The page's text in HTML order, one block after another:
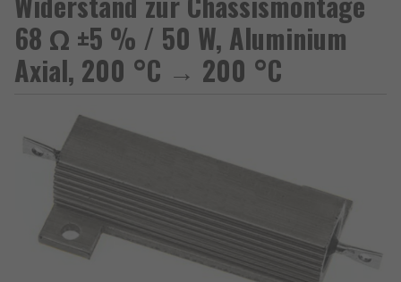
68 Ω ±5 % / 50 W, Aluminium
Axial, 200 °C → 200 °C